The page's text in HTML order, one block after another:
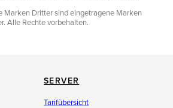
Marken Dritter sind eingetragene Marken
Alle Rechte vorbehalten.
SERVER
Tarifübersicht